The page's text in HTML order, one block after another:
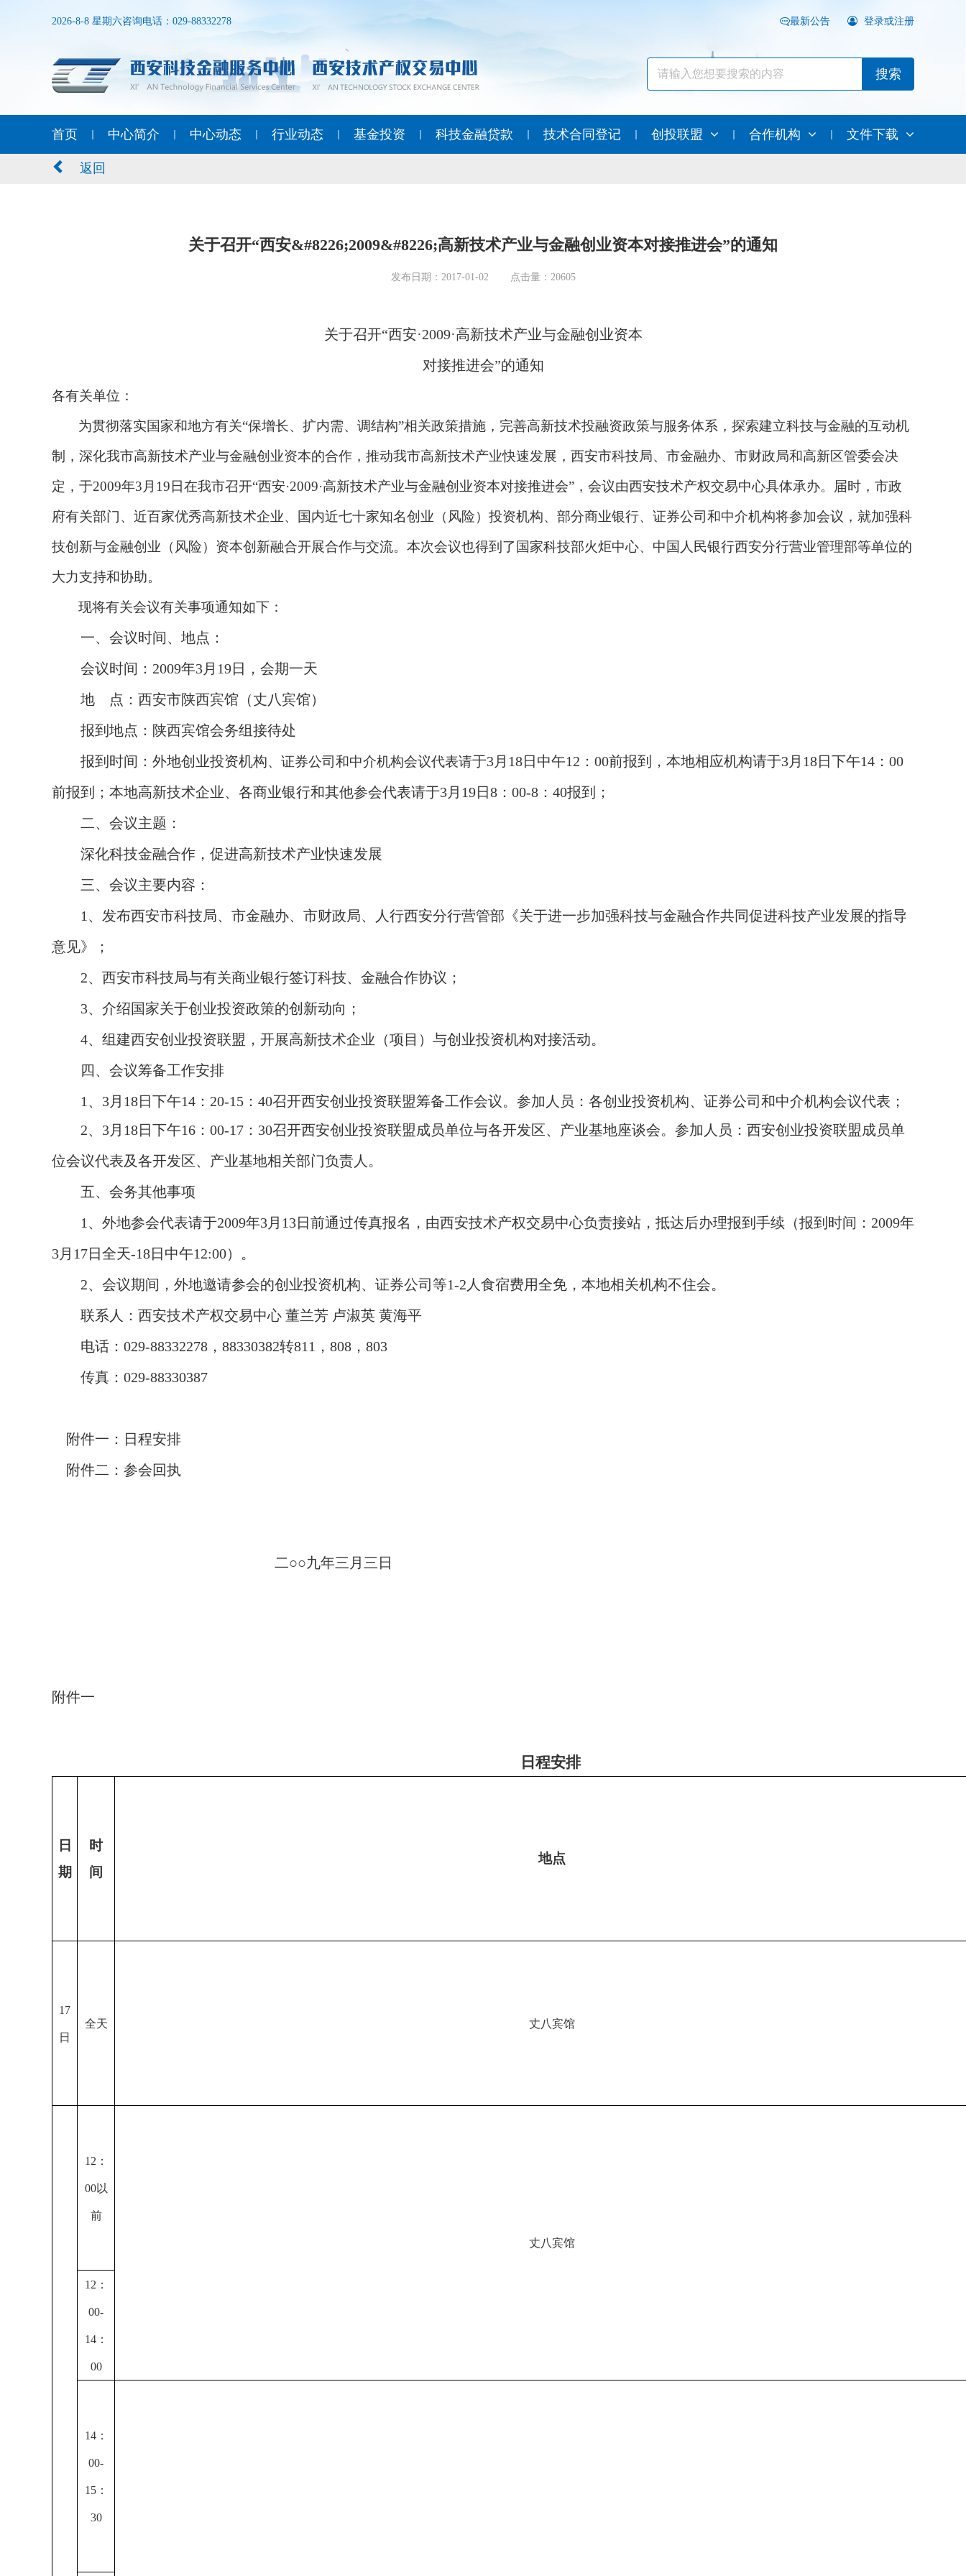
2026-8-8 星期六咨询电话：029-88332278 最新公告 登录或注册
搜索
首页 中心简介 中心动态 行业动态 基金投资 科技金融贷款 技术合同登记 创投联盟 合作机构 文件下载
返回
关于召开“西安&#8226;2009&#8226;高新技术产业与金融创业资本对接推进会”的通知
发布日期：2017-01-02 点击量：20605
关于召开“西安·2009·高新技术产业与金融创业资本
对接推进会”的通知
各有关单位：
为贯彻落实国家和地方有关“保增长、扩内需、调结构”相关政策措施，完善高新技术投融资政策与服务体系，探索建立科技与金融的互动机
制，深化我市高新技术产业与金融创业资本的合作，推动我市高新技术产业快速发展，西安市科技局、市金融办、市财政局和高新区管委会决
定，于2009年3 月 19 日在我市召开“西安·2009·高新技术产业与金融创业资本对接推进会”，会议由西安技术产权交易中心具体承办。届时，市政
府有关部门、近百家优秀高新技术企业、国内近七十家知名创业（风险）投资机构、部分商业银行、证券公司和中介机构将参加会议，就加强科
技创新与金融创业（风险）资本创新融合开展合作与交流。本次会议也得到了国家科技部火炬中心、中国人民银行西安分行营业管理部等单位的
大力支持和协助。
现将有关会议有关事项通知如下：
一、会议时间、地点：
会议时间： 2009年3月 19日，会期一天
地
点：西安市陕西宾馆（丈八宾馆）
报到地点：陕西宾馆会务组接待处
报到时间：外地创业投资机构、证券公司和中介机构会议代表请于3月 18日中午12 ： 00前报到，本地相应机构请于3月 18日下午14 ： 00
前报到；本地高新技术企业、各商业银行和其他参会代表请于3月 19日 8 ： 00-8 ： 40报到；
二、会议主题：
深化科技金融合作，促进高新技术产业快速发展
三、会议主要内容：
1 、发布西安市科技局、市金融办、市财政局、人行西安分行营管部《关于进一步加强科技与金融合作共同促进科技产业发展的指导
意见》；
2、西安市科技局与有关商业银行签订科技、金融合作协议；
3、 介绍国家关于创业投资政策的创新动向；
4、组建西安创业投资联盟，开展高新技术企业（项目）与创业投资机构对接活动。
四、会议筹备工作安排
1 、 3月 18日 下午14 ： 20-15 ： 40召开西安创业投资联盟筹备工作会议。 参加 人员：各创业投资机构、证券公司和中介机构会议代表；
2、 3月 18日 下午16 ： 00-17 ： 30召开西安创业投资联盟成员单位与各开发区、产业基地座谈会。 参加 人员：西安创业投资联盟成员单
位会议代表及各开发区、产业基地相关部门负责人。
五、会务其他事项
1 、外地参会代表请于2009年3月 13日 前通过传真报名，由西安技术产权交易中心负责接站，抵达后办理报到手续（报到时间： 2009年
3月 17日 全天-18日中午12:00）。
2、会议期间，外地邀请参会的创业投资机构、证券公司等1-2 人食宿费用全免，本地相关机构不住会。
联系人：西安技术产权交易中心 董兰芳 卢淑英 黄海平
电话： 029-88332278 ， 88330382转811 ， 808 ， 803
传真： 029-88330387
附件一：日程安排
附件二：参会回执
二○○九年三月三日
附件一
日程安排
日
期
时
间
地点
17
日
全天 丈八宾馆
12 ：
00以
前
丈八宾馆
12 ：
00-
14：
00
14：
00-
15：
30